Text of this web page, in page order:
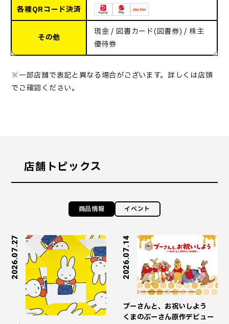
各種QRコード決済
その他
現金 / 図書カード(図書券) / 株主
優待券
※一部店舗で表記と異なる場合がございます。詳しくは店頭
でご確認ください。
店舗トピックス
商品情報 イベント
2026.07.27 2026.07.14
プーさんと、お祝いしよう
くまのぷーさん原作デビュー